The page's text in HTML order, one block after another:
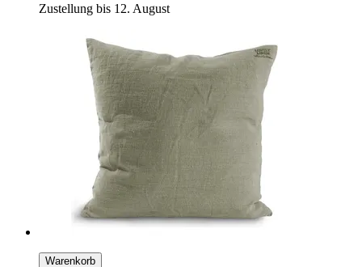
Zustellung bis 12. August
Warenkorb